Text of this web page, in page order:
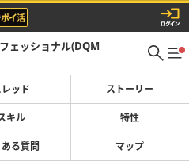
ェッショナル(DQM
ッド ストーリー
キル 特性
る質問 マップ